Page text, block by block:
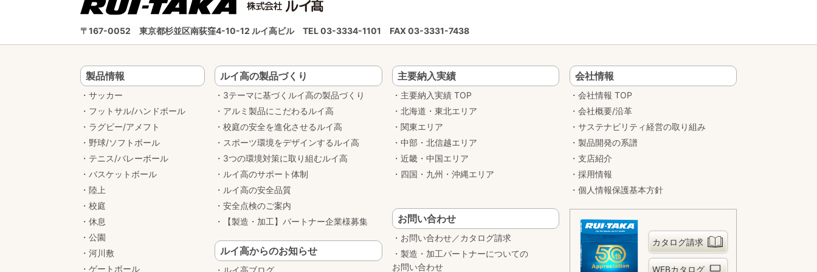
〒167-0052 東京都杉並区南荻窪4-10-12 ルイ高ビル TEL 03-3334-1101 FAX 03-3331-7438
製品情報
サッカー
フットサル/ハンドボール
ラグビー/アメフト
野球/ソフトボール
テニス/バレーボール
バスケットボール
陸上
校庭
休息
公園
河川敷
ゲートボール
ルイ高の製品づくり
3テーマに基づくルイ高の製品づくり
アルミ製品にこだわるルイ高
校庭の安全を進化させるルイ高
スポーツ環境をデザインするルイ高
3つの環境対策に取り組むルイ高
ルイ高のサポート体制
ルイ高の安全品質
安全点検のご案内
【製造・加工】パートナー企業様募集
ルイ高からのお知らせ
主要納入実績
主要納入実績 TOP
北海道・東北エリア
関東エリア
中部・北信越エリア
近畿・中国エリア
四国・九州・沖縄エリア
お問い合わせ
お問い合わせ／カタログ請求
製造・加工パートナーについての
お問い合わせ
会社情報
会社情報 TOP
会社概要/沿革
サステナビリティ経営の取り組み
製品開発の系譜
支店紹介
採用情報
個人情報保護基本方針
カタログ請求
WEBカタログ